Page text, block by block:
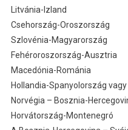
Litvánia-Izland
Csehország-Oroszország
Szlovénia-Magyarország
Fehéroroszország-Ausztria
Macedónia-Románia
Hollandia-Spanyolország
Norvégia – Bosznia-
Horvátország-Montenegró